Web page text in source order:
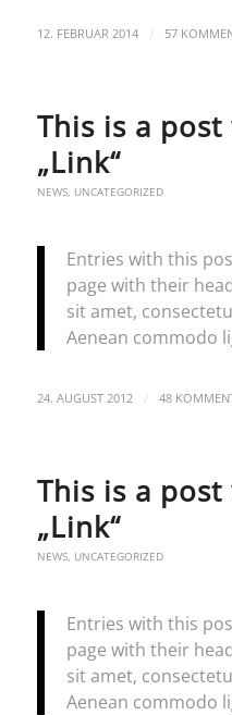
12. FEBRUAR 2014 / 57
This is a
„Link“
NEWS, UNCATEGORIZED
Entries with this
page with their
sit amet,
Aenean commodo
24. AUGUST 2012 / 48
This is a
„Link“
NEWS, UNCATEGORIZED
Entries with this
page with their
sit amet,
Aenean commodo